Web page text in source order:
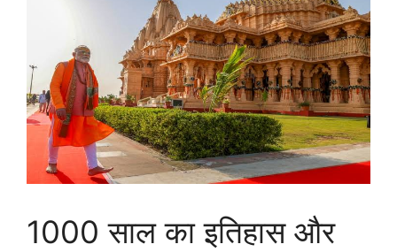
1000 साल का इतिहास और